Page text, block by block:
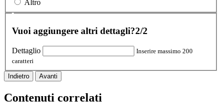
Altro
Vuoi aggiungere altri dettagli?2/2
Dettaglio
Inserire massimo 200
caratteri
Indietro Avanti
Contenuti correlati